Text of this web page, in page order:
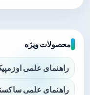
محصولات ویژه
راهنمای علمی
راهنمای علمی